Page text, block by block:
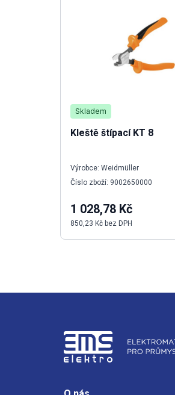
Skladem
Kleště štípací KT 8
Výrobce: Weidmüller
Číslo zboží: 9002650000
1 028,78 Kč
850,23 Kč bez DPH